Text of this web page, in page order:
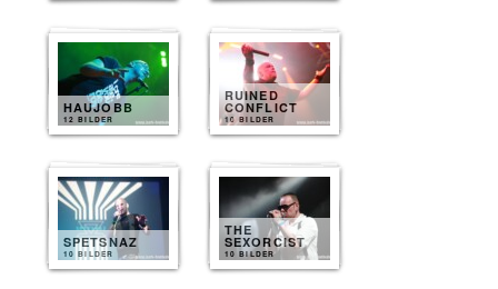
HAUJOBB
12 BILDER
RUINED
CONFLICT
10 BILDER
SPETSNAZ
10 BILDER
THE
SEXORCIST
10 BILDER